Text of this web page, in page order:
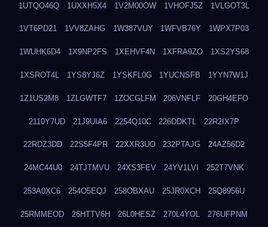
1UTQO46Q 1UXXH5X4 1V2M00OW 1VHOFJ5Z 1VLGOT3L
1VT6PD21 1VV8ZAHG 1W387VUY 1WFVB76Y 1WPX7P03
1WUHK6D4 1X9NP2FS 1XEHVF4N 1XFRA9ZO 1XS2YS68
1XSROT4L 1YS8YJ6Z 1YSKFL0G 1YUCNSFB 1YYN7W1J
1Z1US2M8 1ZLGWTF7 1ZOCGLFM 206VNFLF 20GH4EFO
2110Y7UD 21J9UIA6 2254Q10C 226DDKTL 22R2IX7P
22RDZ3DD 22S5F4PR 22XXR3UO 232PTAJG 24AZ56D2
24MC44U0 24TJTMVU 24XS3FEV 24YV1LVI 252T7VNK
253A0XC6 254O5EQJ 258OBXAU 25JR0XCH 25Q8956U
25RMMEOD 26HTTV6H 26L0HESZ 270L4YOL 276UFPNM